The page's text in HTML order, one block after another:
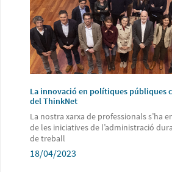
La innovació en polítiques públiques
del ThinkNet
La nostra xarxa de professionals s’ha
de les iniciatives de l’administració
de treball
18/04/2023